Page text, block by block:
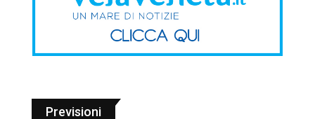
Previsioni